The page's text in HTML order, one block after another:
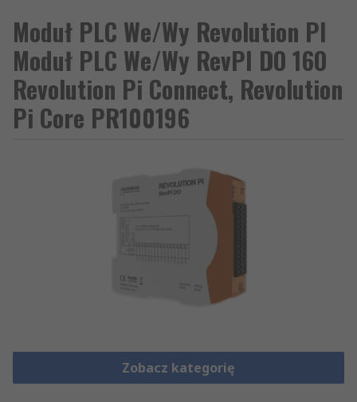
Moduł PLC We/Wy Revolution PI
Moduł PLC We/Wy RevPI DO 16O
Revolution Pi Connect, Revolution
Pi Core PR100196
Zobacz kategorię